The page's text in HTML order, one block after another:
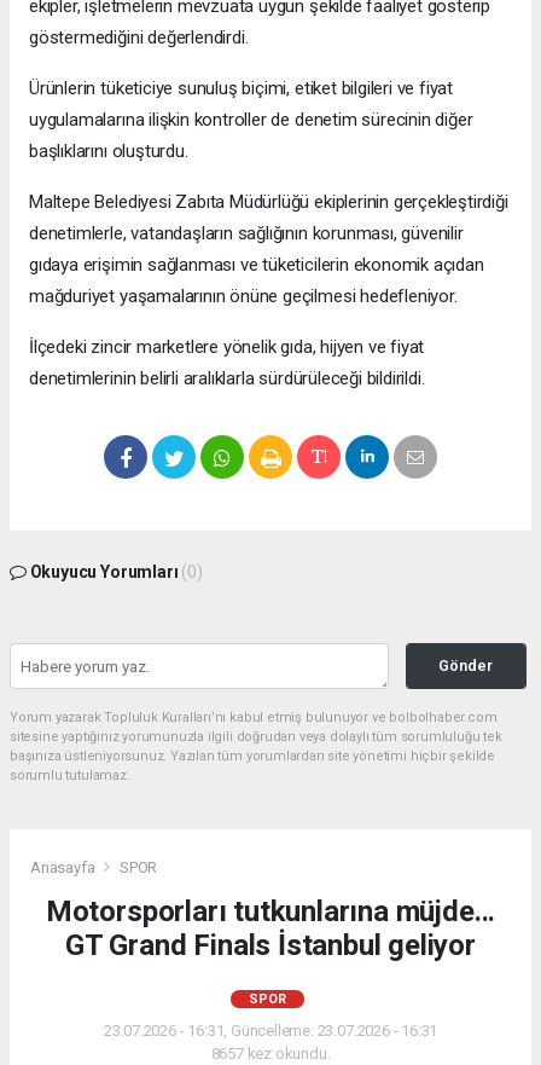
ekipler, işletmelerin mevzuata uygun şekilde faaliyet gösterip
göstermediğini değerlendirdi.
Ürünlerin tüketiciye sunuluş biçimi, etiket bilgileri ve fiyat
uygulamalarına ilişkin kontroller de denetim sürecinin diğer
başlıklarını oluşturdu.
Maltepe Belediyesi Zabıta Müdürlüğü ekiplerinin gerçekleştirdiği
denetimlerle, vatandaşların sağlığının korunması, güvenilir
gıdaya erişimin sağlanması ve tüketicilerin ekonomik açıdan
mağduriyet yaşamalarının önüne geçilmesi hedefleniyor.
İlçedeki zincir marketlere yönelik gıda, hijyen ve fiyat
denetimlerinin belirli aralıklarla sürdürüleceği bildirildi.
Okuyucu Yorumları (0)
Gönder
Yorum yazarak Topluluk Kuralları’nı kabul etmiş bulunuyor ve bolbolhaber.com
sitesine yaptığınız yorumunuzla ilgili doğrudan veya dolaylı tüm sorumluluğu tek
başınıza üstleniyorsunuz. Yazılan tüm yorumlardan site yönetimi hiçbir şekilde
sorumlu tutulamaz.
Anasayfa SPOR
Motorsporları tutkunlarına müjde...
GT Grand Finals İstanbul geliyor
SPOR
23.07.2026 - 16:31, Güncelleme: 23.07.2026 - 16:31
8657 kez okundu.